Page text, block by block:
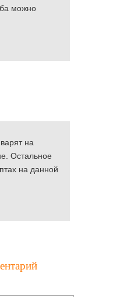
можно
на
Остальное
на данной